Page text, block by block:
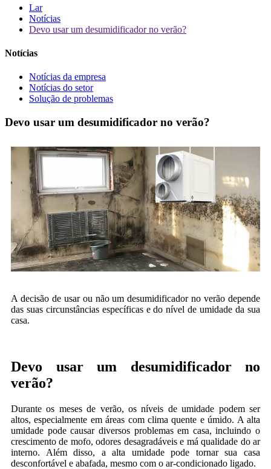
Lar
Notícias
Devo usar um desumidificador no verão?
Notícias
Notícias da empresa
Notícias do setor
Solução de problemas
Devo usar um desumidificador no verão?
A decisão de usar ou não um desumidificador no verão depende
das suas circunstâncias específicas e do nível de umidade da sua
casa.
Devo usar um desumidificador no
verão?
Durante os meses de verão, os níveis de umidade podem ser
altos, especialmente em áreas com clima quente e úmido. A alta
umidade pode causar diversos problemas em casa, incluindo o
crescimento de mofo, odores desagradáveis ​​e má qualidade do ar
interno. Além disso, a alta umidade pode tornar sua casa
desconfortável e abafada, mesmo com o ar-condicionado ligado.